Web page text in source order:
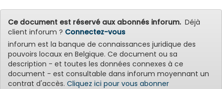
Ce document est réservé aux abonnés inforum.Déjà
client inforum ? Connectez-vous
inforum est la banque de connaissances juridique des
pouvoirs locaux en Belgique. Ce document ou sa
description - et toutes les données connexes à ce
document - est consultable dans inforum moyennant un
contrat d'accès. Cliquez ici pour vous abonner